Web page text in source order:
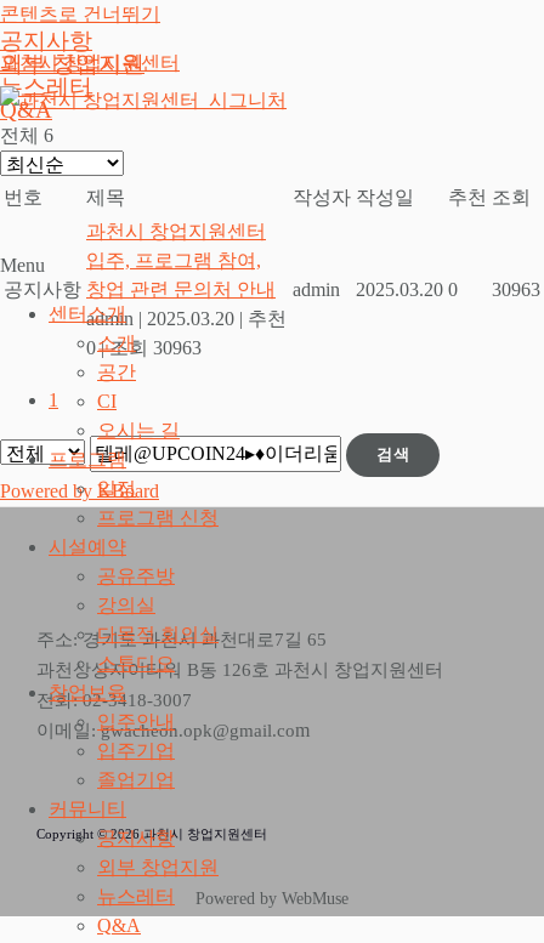
콘텐츠로 건너뛰기
과천시 창업지원센터
Menu
센터소개
소개
공간
CI
오시는 길
프로그램
일정
프로그램 신청
시설예약
공유주방
강의실
다목적 회의실
스튜디오
창업보육
입주안내
입주기업
졸업기업
커뮤니티
공지사항
외부 창업지원
뉴스레터
Q&A
공지사항
외부 창업지원
뉴스레터
Q&A
전체 6
번호 제목 작성자 작성일 추천 조회
공지사항
과천시 창업지원센터
입주, 프로그램 참여,
창업 관련 문의처 안내
admin | 2025.03.20 | 추천
0 | 조회 30963
admin 2025.03.20 0 30963
1
검색
Powered by KBoard
주소: 경기도 과천시 과천대로7길 65
과천상상자이타워 B동 126호 과천시 창업지원센터
전화: 02-3418-3007
이메일: gwacheon.opk@gmail.com
Copyright © 2026 과천시 창업지원센터
Powered by WebMuse